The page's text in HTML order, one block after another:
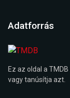
Adatforrás
Ez az oldal a
vagy tanúsítja azt.